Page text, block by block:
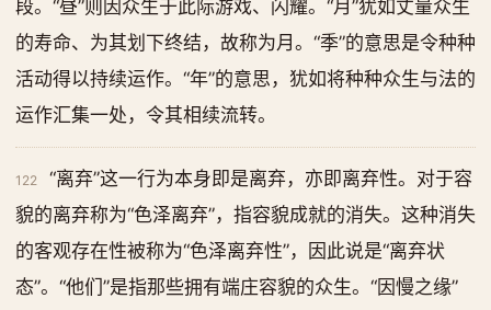
段。“昼”则因众生于此际游戏、闪耀。“月”犹如丈量众生
的寿命、为其划下终结，故称为月。“季”的意思是令种种
活动得以持续运作。“年”的意思，犹如将种种众生与法的
运作汇集一处，令其相续流转。
122
“离弃”这一行为本身即是离弃，亦即离弃性。对于容
貌的离弃称为“色泽离弃”，指容貌成就的消失。这种消失
的客观存在性被称为“色泽离弃性”，因此说是“离弃状
态”。“他们”是指那些拥有端庄容貌的众生。“因慢之缘”